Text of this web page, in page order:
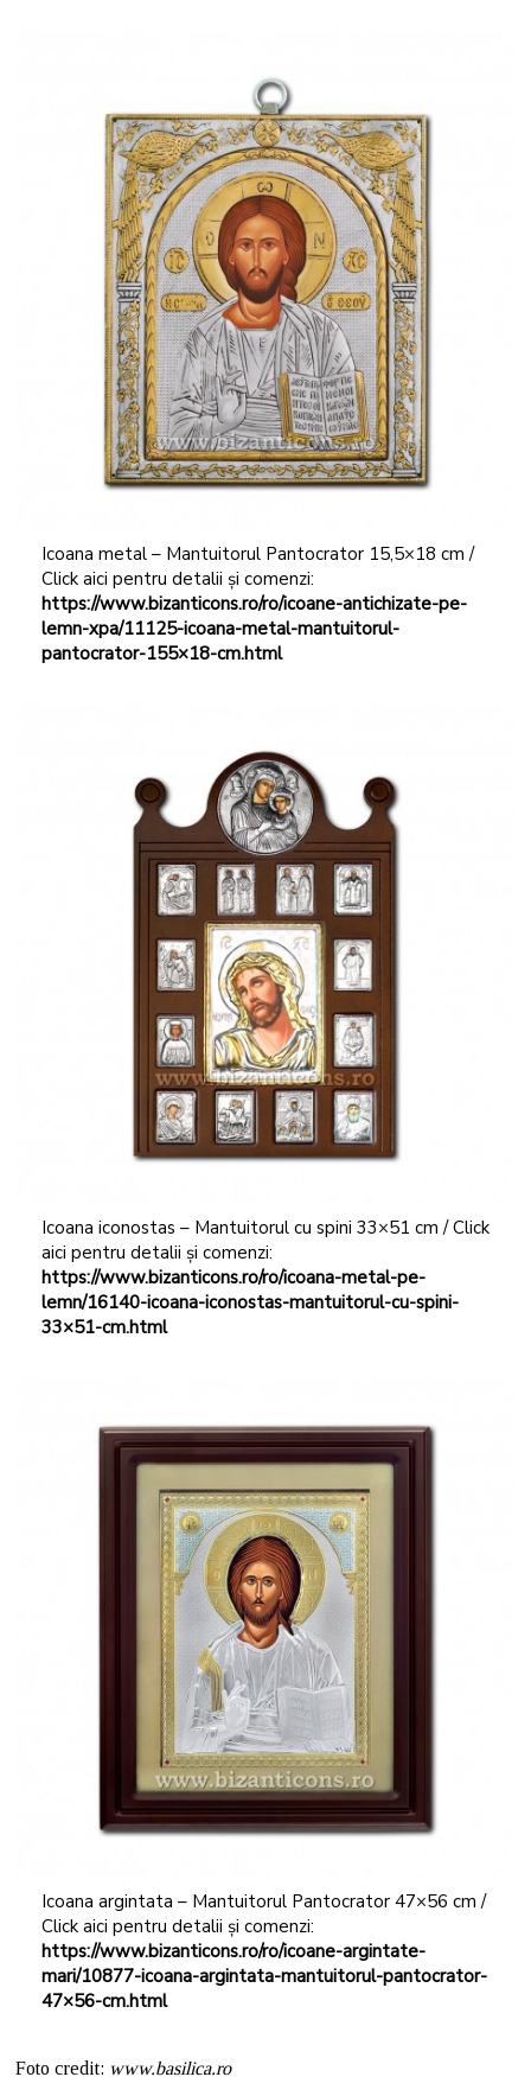
Icoana metal – Mantuitorul Pantocrator 15,5×18 cm /
Click aici pentru detalii și comenzi:
https://www.bizanticons.ro/ro/icoane-antichizate-pe-
lemn-xpa/11125-icoana-metal-mantuitorul-
pantocrator-155×18-cm.html
Icoana iconostas – Mantuitorul cu spini 33×51 cm / Click
aici pentru detalii și comenzi:
https://www.bizanticons.ro/ro/icoana-metal-pe-
lemn/16140-icoana-iconostas-mantuitorul-cu-spini-
33×51-cm.html
Icoana argintata – Mantuitorul Pantocrator 47×56 cm /
Click aici pentru detalii și comenzi:
https://www.bizanticons.ro/ro/icoane-argintate-
mari/10877-icoana-argintata-mantuitorul-pantocrator-
47×56-cm.html
Foto credit: www.basilica.ro